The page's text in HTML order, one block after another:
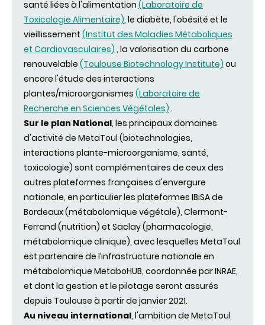
santé liées à l'alimentation (Laboratoire de
Toxicologie Alimentaire), le diabète, l'obésité et le
vieillissement (Institut des Maladies Métaboliques
et Cardiovasculaires) , la valorisation du carbone
renouvelable (Toulouse Biotechnology Institute) ou
encore l'étude des interactions
plantes/microorganismes (Laboratoire de
Recherche en Sciences Végétales) .
Sur le plan National, les principaux domaines
d'activité de MetaToul (biotechnologies,
interactions plante-microorganisme, santé,
toxicologie) sont complémentaires de ceux des
autres plateformes françaises d'envergure
nationale, en particulier les plateformes IBiSA de
Bordeaux (métabolomique végétale), Clermont-
Ferrand (nutrition) et Saclay (pharmacologie,
métabolomique clinique), avec lesquelles MetaToul
est partenaire de l’infrastructure nationale en
métabolomique MetaboHUB, coordonnée par INRAE,
et dont la gestion et le pilotage seront assurés
depuis Toulouse à partir de janvier 2021.
Au niveau international, l'ambition de MetaToul